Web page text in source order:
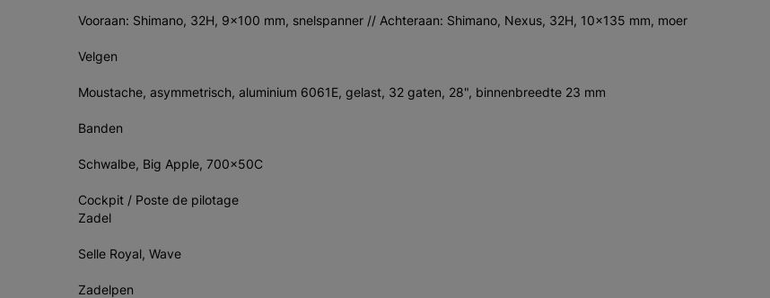
Vooraan: Shimano, 32H, 9x100 mm, snelspanner // Achteraan: Shimano, Nexus, 32H, 10x135 mm, moer
Velgen
Moustache, asymmetrisch, aluminium 6061E, gelast, 32 gaten, 28", binnenbreedte 23 mm
Banden
Schwalbe, Big Apple, 700x50C
Cockpit / Poste de pilotage
Zadel
Selle Royal, Wave
Zadelpen